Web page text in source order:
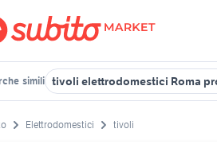
simili tivoli elettrodomestici Roma
Elettrodomestici tivoli